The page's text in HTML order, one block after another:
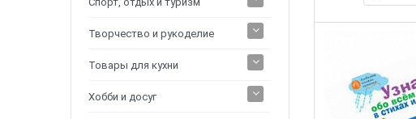
Творчество и рукоделие
Товары для кухни
Хобби и досуг